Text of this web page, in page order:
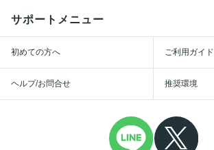
サポートメニュー
初めての方へ ご利用ガイド
ヘルプ/お問合せ 推奨環境